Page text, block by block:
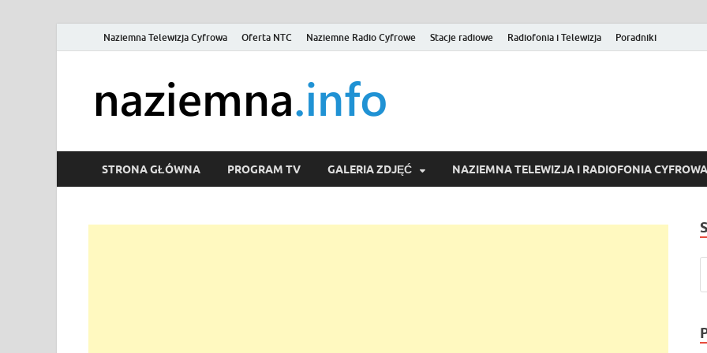
Naziemna Telewizja Cyfrowa Oferta NTC Naziemne Radio Cyfrowe Stacje radiowe Radiofonia i Telewizja Poradniki
Wideo online, VOD
STRONA GŁÓWNA PROGRAM TV GALERIA ZDJĘĆ NAZIEMNA TELEWIZJA I RADIOFONIA CYFROWA